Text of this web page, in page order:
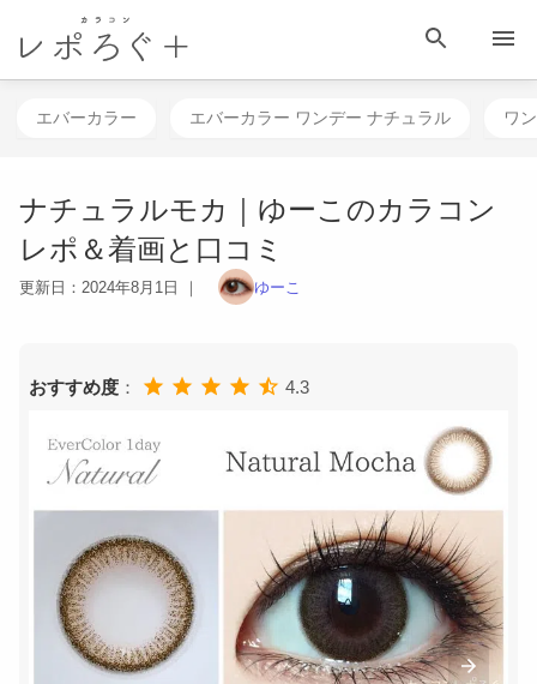
HOME 目 次 メニュー
エバーカラー エバーカラー ワンデー ナチュラル ワ
ナチュラルモカ｜ゆーこのカラコン
レポ＆着画と口コミ
更新日： 2024年8月1日 ｜ ゆーこ
おすすめ度 ： 4.3